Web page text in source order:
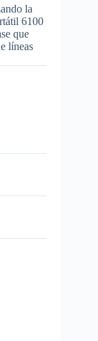
la
6100
que
líneas